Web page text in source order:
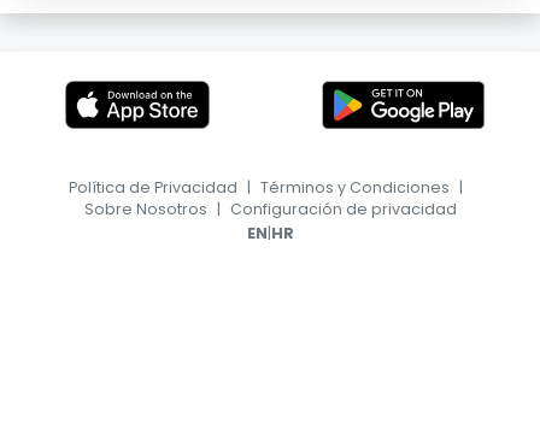
Política de Privacidad | Términos y Condiciones |
Sobre Nosotros | Configuración de privacidad
EN|HR